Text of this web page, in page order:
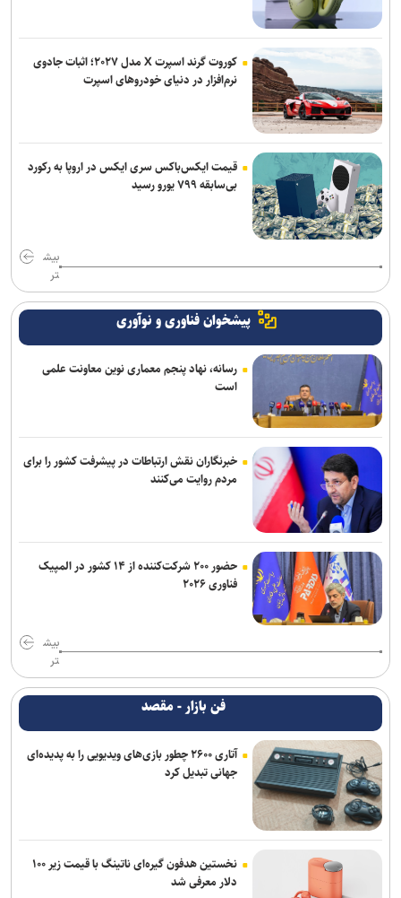
خبرنگاران، روایتگران حقیقت و همراهان توسعه آموزش و سلامت در
روزهای دشوار هستند
جهاد علمی باید به مأموریت اصلی جامعه دانشگاهی برای تحقق «ایران
قوی» تبدیل شود
وزیر علوم: خبرنگاران در طول جنگ فقط روایتگر خسارت‌ها نبودند
کوروت گرند اسپرت X مدل ۲۰۲۷؛ اثبات جادوی
نرم‌افزار در دنیای خودروهای اسپرت
قیمت ایکس‌باکس سری ایکس در اروپا به رکورد
بی‌سابقه ۷۹۹ یورو رسید
بیش
تر
پیشخوان فناوری و نوآوری
رسانه، نهاد پنجم معماری نوین معاونت علمی
است
خبرنگاران نقش ارتباطات در پیشرفت کشور را برای
مردم روایت می‌کنند
حضور ۲۰۰ شرکت‌کننده از ۱۴ کشور در المپیک
فناوری ۲۰۲۶
بیش
تر
فن بازار - مقصد
آتاری ۲۶۰۰ چطور بازی‌های ویدیویی را به پدیده‌ای
جهانی تبدیل کرد
نخستین هدفون گیره‌ای ناتینگ با قیمت زیر ۱۰۰
دلار معرفی شد